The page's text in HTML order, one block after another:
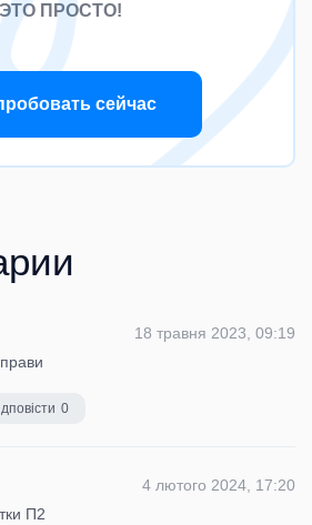
ЭТО ПРОСТО!
сейчас
18 травня 2023, 09:19
0
4 лютого 2024, 17:20
П2